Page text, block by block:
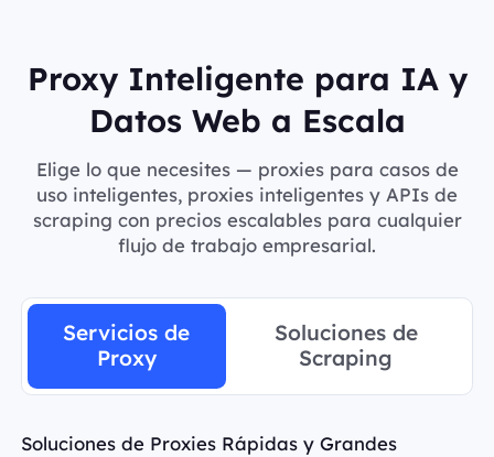
Proxy Inteligente para IA y
Datos Web a Escala
Elige lo que necesites — proxies para casos de
uso inteligentes, proxies inteligentes y APIs de
scraping con precios escalables para cualquier
flujo de trabajo empresarial.
Servicios de
Proxy
Soluciones de
Scraping
Soluciones de Proxies Rápidas y Grandes